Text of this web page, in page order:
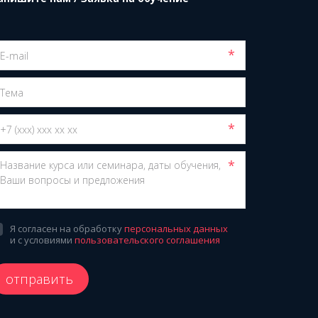
*
*
*
Я согласен на обработкуперсональных данных
и с условиями пользовательского соглашения
отправить